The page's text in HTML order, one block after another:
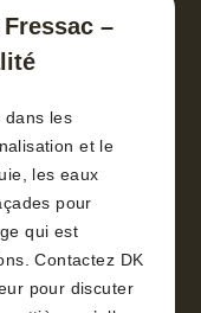
–
dans les
et le
les eaux
pour
qui est
Contactez DK
pour discuter